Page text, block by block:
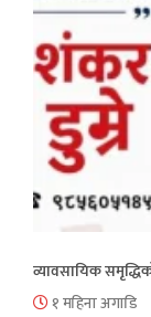
व्यावसायिक
१ महिना अगाडि